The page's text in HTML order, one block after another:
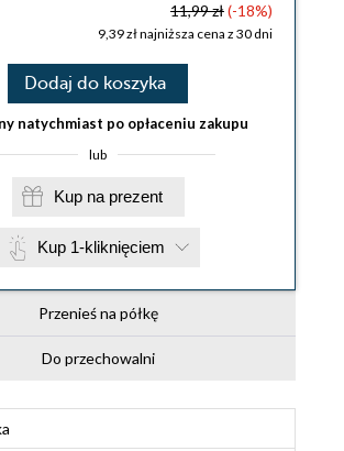
11,99 zł(-18%)
9,39 zł najniższa cena z 30 dni
Dodaj do koszyka
natychmiast po opłaceniu zakupu
lub
Kup na prezent
Kup 1-kliknięciem
Przenieś na półkę
Do przechowalni